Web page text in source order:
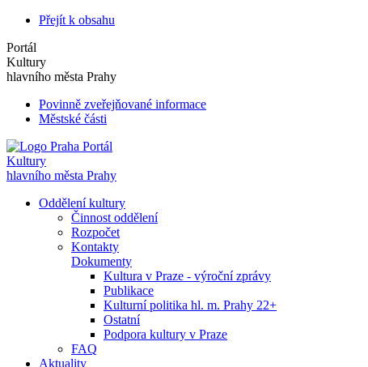
Přejít k obsahu
Portál
Kultury
hlavního města Prahy
Povinně zveřejňované informace
Městské části
Portál
Kultury
hlavního města Prahy
Oddělení kultury
Činnost oddělení
Rozpočet
Kontakty
Dokumenty
Kultura v Praze - výroční zprávy
Publikace
Kulturní politika hl. m. Prahy 22+
Ostatní
Podpora kultury v Praze
FAQ
Aktuality